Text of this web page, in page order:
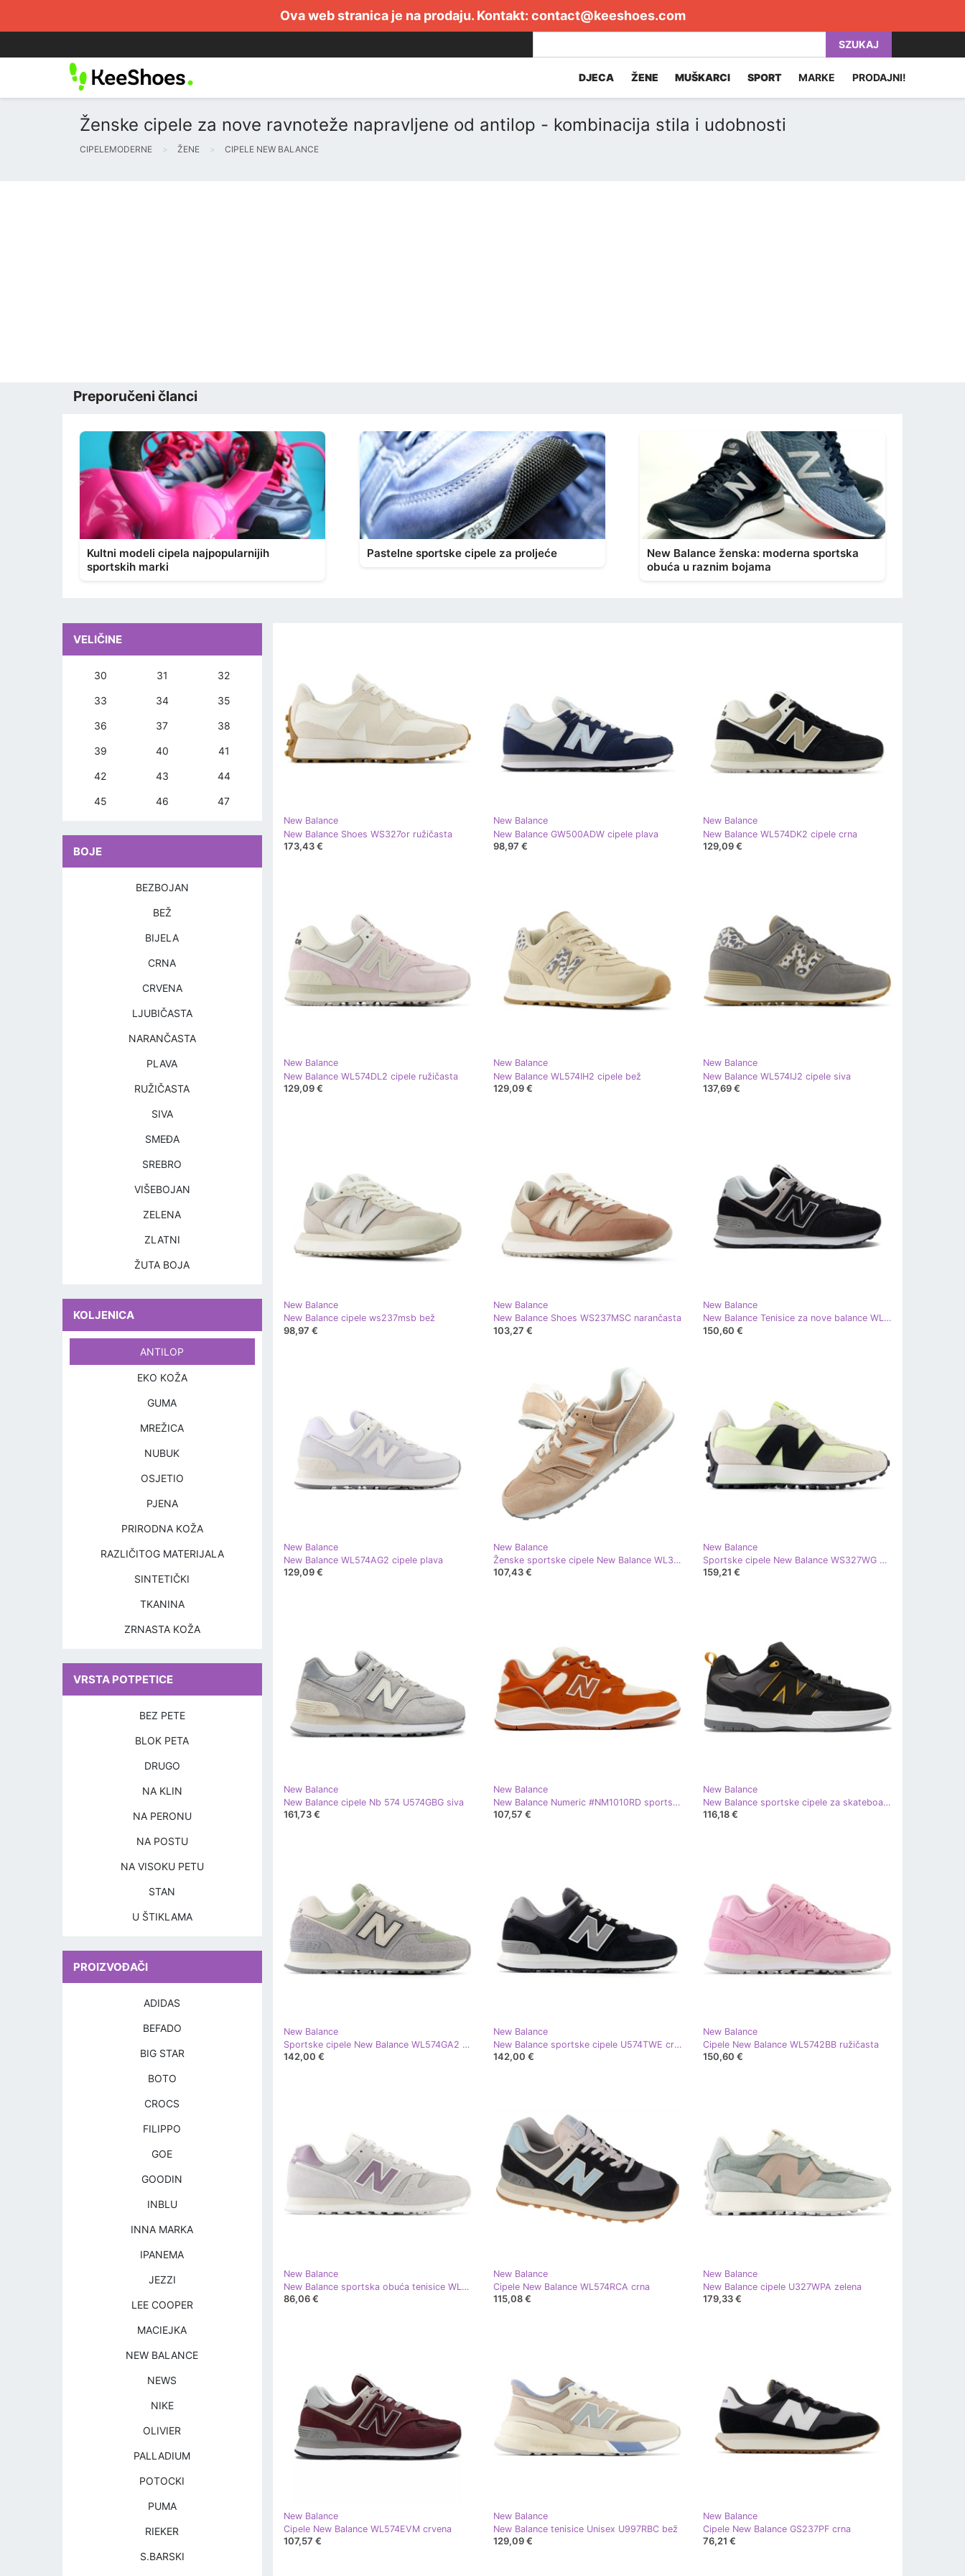
Ova web stranica je na prodaju. Kontakt: contact@keeshoes.com
SZUKAJ
DJECA ŽENE MUŠKARCI SPORT MARKE PRODAJNI!
Ženske cipele za nove ravnoteže napravljene od antilop - kombinacija stila i udobnosti
CIPELEMODERNE ŽENE CIPELE NEW BALANCE
Preporučeni članci
Kultni modeli cipela najpopularnijih
sportskih marki
Pastelne sportske cipele za proljeće
New Balance ženska: moderna sportska
obuća u raznim bojama
New Balance
New Balance Shoes WS327or ružičasta
173,43 €
New Balance
New Balance GW500ADW cipele plava
98,97 €
New Balance
New Balance WL574DK2 cipele crna
129,09 €
New Balance
New Balance WL574DL2 cipele ružičasta
129,09 €
New Balance
New Balance WL574IH2 cipele bež
129,09 €
New Balance
New Balance WL574IJ2 cipele siva
137,69 €
New Balance
New Balance cipele ws237msb bež
98,97 €
New Balance
New Balance Shoes WS237MSC narančasta
103,27 €
New Balance
New Balance Tenisice za nove balance WL574EVB crna
150,60 €
New Balance
New Balance WL574AG2 cipele plava
129,09 €
New Balance
Ženske sportske cipele New Balance WL373sq2 bež
107,43 €
New Balance
Sportske cipele New Balance WS327WG žuta boja
159,21 €
New Balance
New Balance cipele Nb 574 U574GBG siva
161,73 €
New Balance
New Balance Numeric #NM1010RD sportske cipele narančasta
107,57 €
New Balance
New Balance sportske cipele za skateboarding NM808WUT crna
116,18 €
New Balance
Sportske cipele New Balance WL574GA2 siva
142,00 €
New Balance
New Balance sportske cipele U574TWE crna
142,00 €
New Balance
Cipele New Balance WL5742BB ružičasta
150,60 €
New Balance
New Balance sportska obuća tenisice WL373OG2 siva
86,06 €
New Balance
Cipele New Balance WL574RCA crna
115,08 €
New Balance
New Balance cipele U327WPA zelena
179,33 €
New Balance
Cipele New Balance WL574EVM crvena
107,57 €
New Balance
New Balance tenisice Unisex U997RBC bež
129,09 €
New Balance
Cipele New Balance GS237PF crna
76,21 €
VELIČINE
30 31 32
33 34 35
36 37 38
39 40 41
42 43 44
45 46 47
BOJE
BEZBOJAN
BEŽ
BIJELA
CRNA
CRVENA
LJUBIČASTA
NARANČASTA
PLAVA
RUŽIČASTA
SIVA
SMEĐA
SREBRO
VIŠEBOJAN
ZELENA
ZLATNI
ŽUTA BOJA
KOLJENICA
ANTILOP
EKO KOŽA
GUMA
MREŽICA
NUBUK
OSJETIO
PJENA
PRIRODNA KOŽA
RAZLIČITOG MATERIJALA
SINTETIČKI
TKANINA
ZRNASTA KOŽA
VRSTA POTPETICE
BEZ PETE
BLOK PETA
DRUGO
NA KLIN
NA PERONU
NA POSTU
NA VISOKU PETU
STAN
U ŠTIKLAMA
PROIZVOĐAČI
ADIDAS
BEFADO
BIG STAR
BOTO
CROCS
FILIPPO
GOE
GOODIN
INBLU
INNA MARKA
IPANEMA
JEZZI
LEE COOPER
MACIEJKA
NEW BALANCE
NEWS
NIKE
OLIVIER
PALLADIUM
POTOCKI
PUMA
RIEKER
S.BARSKI